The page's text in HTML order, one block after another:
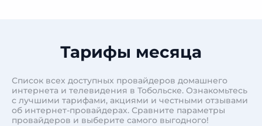
Тарифы месяца
Список всех доступных провайдеров домашнего
интернета и телевидения в Тобольске. Ознакомьтесь
с лучшими тарифами, акциями и честными отзывами
об интернет-провайдерах. Сравните параметры
провайдеров и выберите самого выгодного!